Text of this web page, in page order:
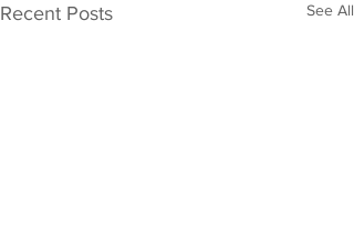
Recent Posts See All